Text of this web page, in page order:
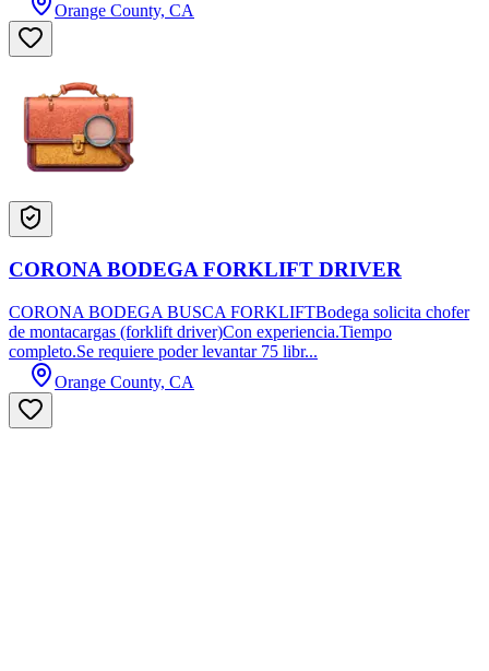
Orange County, CA
CORONA BODEGA FORKLIFT DRIVER
CORONA BODEGA BUSCA FORKLIFTBodega solicita chofer
de montacargas (forklift driver)Con experiencia.Tiempo
completo.Se requiere poder levantar 75 libr...
Orange County, CA